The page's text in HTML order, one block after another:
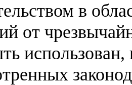
в
от
использован,